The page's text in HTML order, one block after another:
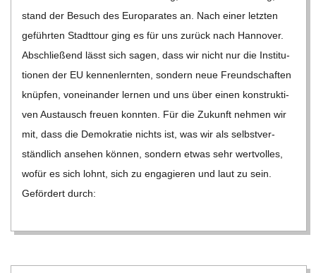
C
H
U
L
E
stand der Besuch des Euro­pa­ra­tes an. Nach einer letz­ten
geführ­ten Stadt­tour ging es für uns zurück nach Han­no­ver.
Abschlie­ßend lässt sich sagen, dass wir nicht nur die Insti­tu­
tio­nen der EU ken­nen­lern­ten, son­dern neue Freund­schaf­ten
knüp­fen, von­ein­an­der ler­nen und uns über einen kon­struk­ti­
ven Aus­tausch freuen konn­ten. Für die Zukunft neh­men wir
mit, dass die Demo­kra­tie nichts ist, was wir als selbst­ver­
ständ­lich anse­hen kön­nen, son­dern etwas sehr wert­vol­les,
wofür es sich lohnt, sich zu enga­gie­ren und laut zu sein.
Geför­dert durch: